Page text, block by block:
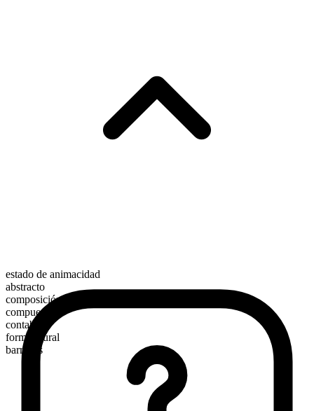
estado de animacidad
abstracto
composición morfológica
compuesto
contable
forma plural
barrages